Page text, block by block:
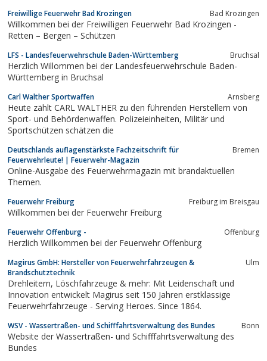
Berufszweig.
Freiwillige Feuerwehr Bad Krozingen Bad Krozingen
Willkommen bei der Freiwilligen Feuerwehr Bad Krozingen -
Retten – Bergen – Schützen
LFS - Landesfeuerwehrschule Baden-Württemberg Bruchsal
Herzlich Willommen bei der Landesfeuerwehrschule Baden-
Württemberg in Bruchsal
Carl Walther Sportwaffen Arnsberg
Heute zählt CARL WALTHER zu den führenden Herstellern von
Sport- und Behördenwaffen. Polizeieinheiten, Militär und
Sportschützen schätzen die
Deutschlands auflagenstärkste Fachzeitschrift für
Feuerwehrleute! | Feuerwehr-Magazin
Bremen
Online-Ausgabe des Feuerwehrmagazin mit brandaktuellen
Themen.
Feuerwehr Freiburg Freiburg im Breisgau
Willkommen bei der Feuerwehr Freiburg
Feuerwehr Offenburg - Offenburg
Herzlich Willkommen bei der Feuerwehr Offenburg
Magirus GmbH: Hersteller von Feuerwehrfahrzeugen &
Brandschutztechnik
Ulm
Drehleitern, Löschfahrzeuge & mehr: Mit Leidenschaft und
Innovation entwickelt Magirus seit 150 Jahren erstklassige
Feuerwehrfahrzeuge - Serving Heroes. Since 1864.
WSV - Wassertraßen- und Schifffahrtsverwaltung des Bundes Bonn
Website der Wassertraßen- und Schifffahrtsverwaltung des
Bundes